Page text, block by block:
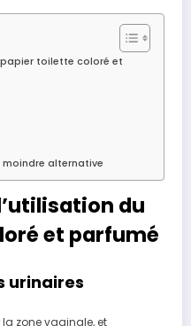
papier toilette coloré et
alternative
du
et parfumé
urinaires
la zone vaginale, et